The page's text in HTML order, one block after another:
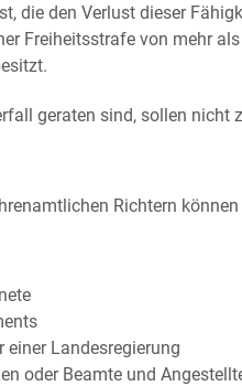
die den Verlust dieser
Freiheitsstrafe von mehr
geraten sind, sollen nicht
Richtern
einer Landesregierung
oder Beamte und